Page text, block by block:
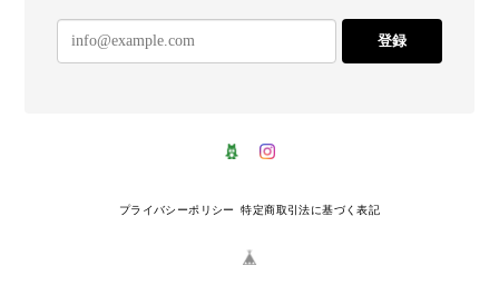
登録
プライバシーポリシー 特定商取引法に基づく表記